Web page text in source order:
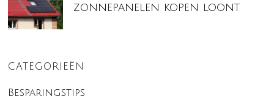
zonnepanelen kopen loont
CATEGORIEËN
Besparingstips